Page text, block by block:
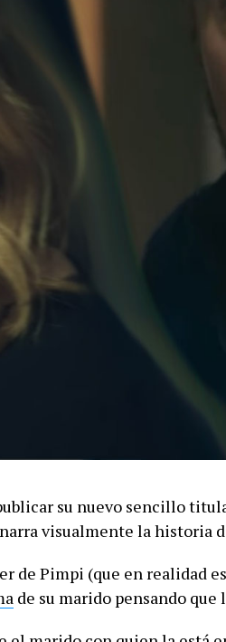
su nuevo sencillo
visualmente la historia
de Pimpi (que en realidad
de su marido pensando